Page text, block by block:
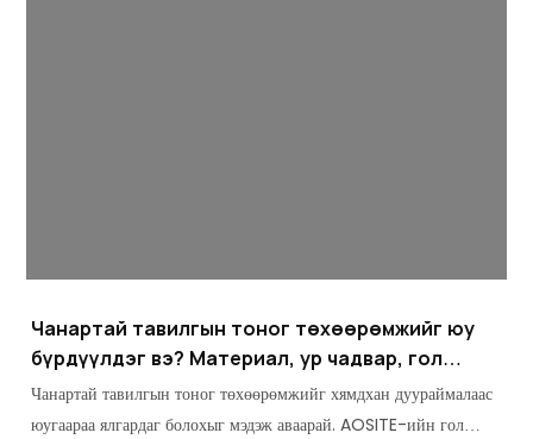
Чанартай тавилгын тоног төхөөрөмжийг юу
бүрдүүлдэг вэ? Материал, ур чадвар, гол
онцлогууд
Чанартай тавилгын тоног төхөөрөмжийг хямдхан дуураймалаас
юугаараа ялгардаг болохыг мэдэж аваарай. AOSITE-ийн гол